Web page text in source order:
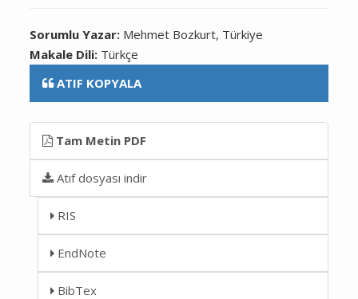
Sorumlu Yazar: Mehmet Bozkurt, Türkiye
Makale Dili: Türkçe
ATIF KOPYALA
Tam Metin PDF
Atıf dosyası indir
RIS
EndNote
BibTex